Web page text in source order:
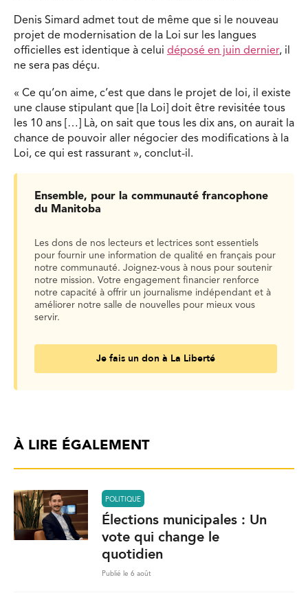
Denis Simard admet tout de même que si le nouveau
projet de modernisation de la Loi sur les langues
officielles est identique à celui déposé en juin dernier, il
ne sera pas déçu.
« Ce qu’on aime, c’est que dans le projet de loi, il existe
une clause stipulant que [la Loi] doit être revisitée tous
les 10 ans […] Là, on sait que tous les dix ans, on aurait la
chance de pouvoir aller négocier des modifications à la
Loi, ce qui est rassurant », conclut-il.
Ensemble, pour la communauté francophone
du Manitoba
Les dons de nos lecteurs et lectrices sont essentiels
pour fournir une information de qualité en français pour
notre communauté. Joignez-vous à nous pour soutenir
notre mission. Votre engagement financier renforce
notre capacité à offrir un journalisme indépendant et à
améliorer notre salle de nouvelles pour mieux vous
servir.
Je fais un don à La Liberté
À LIRE ÉGALEMENT
POLITIQUE
Élections municipales : Un
vote qui change le
quotidien
Publié le 6 août